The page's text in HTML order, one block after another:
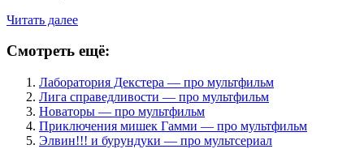
Читать далее
Смотреть ещё:
Лаборатория Декстера — про мультфильм
Лига справедливости — про мультфильм
Новаторы — про мультфильм
Приключения мишек Гамми — про мультфильм
Элвин!!! и бурундуки — про мультсериал